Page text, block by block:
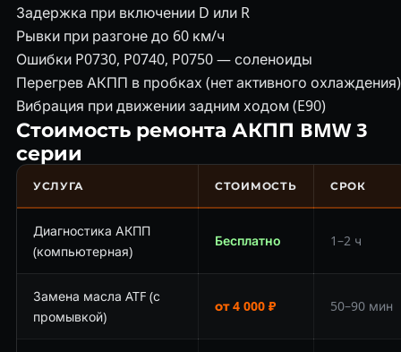
Задержка при включении D или R
Рывки при разгоне до 60 км/ч
Ошибки P0730, P0740, P0750 — соленоиды
Перегрев АКПП в пробках (нет активного охлаждения)
Вибрация при движении задним ходом (E90)
Стоимость ремонта АКПП BMW 3
серии
УСЛУГА СТОИМОСТЬ СРОК
Диагностика АКПП
(компьютерная)
Бесплатно 1–2 ч
Замена масла ATF (с
промывкой)
от 4 000 ₽ 50–90 мин